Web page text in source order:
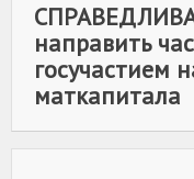
направить
госучастием
маткапитала